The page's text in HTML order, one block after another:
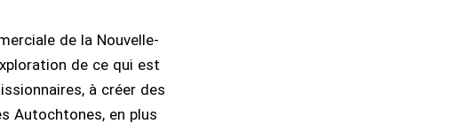
de la Nouvelle-
de ce qui est
à créer des
Autochtones, en plus